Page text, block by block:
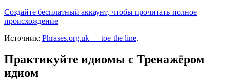
Создайте бесплатный аккаунт, чтобы прочитать полное
происхождение
Источник: Phrases.org.uk — toe the line.
Практикуйте идиомы с Тренажёром
идиом